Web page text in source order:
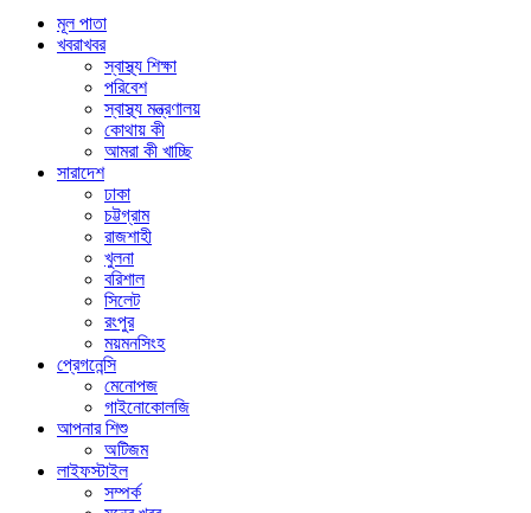
মূল পাতা
খবরাখবর
স্বাস্থ্য শিক্ষা
পরিবেশ
স্বাস্থ্য মন্ত্রণালয়
কোথায় কী
আমরা কী খাচ্ছি
সারাদেশ
ঢাকা
চট্টগ্রাম
রাজশাহী
খুলনা
বরিশাল
সিলেট
রংপুর
ময়মনসিংহ
প্রেগনেন্সি
মেনোপজ
গাইনোকোলজি
আপনার শিশু
অটিজম
লাইফস্টাইল
সম্পর্ক